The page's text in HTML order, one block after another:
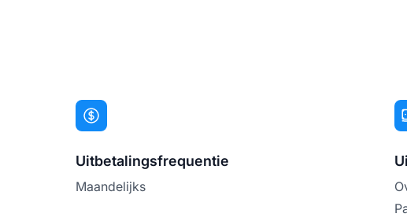
Uitbetalingsfrequentie
Maandelijks